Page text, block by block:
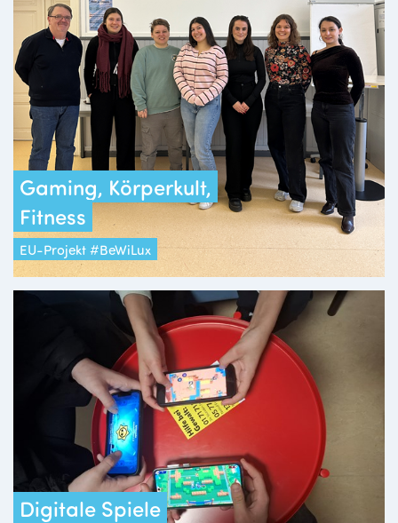
Gaming, Körperkult,
Fitness
EU-Projekt #BeWiLux
Digitale Spiele